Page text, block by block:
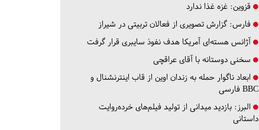
قزوین: غزه غذا ندارد
فارس: گزارش تصویری از فعالان تربیتی در شیراز
آژانس هسته‌ای آمریکا هدف نفوذ سایبری قرار گرفت
سخنی دوستانه با آقای عراقچی
ابعاد ناگوار حمله به زندان اوین از قاب اینترنشنال و
BBC فارسی
البرز: بازدید میدانی از تولید فیلم‌های خرده‌روایت
داستانی